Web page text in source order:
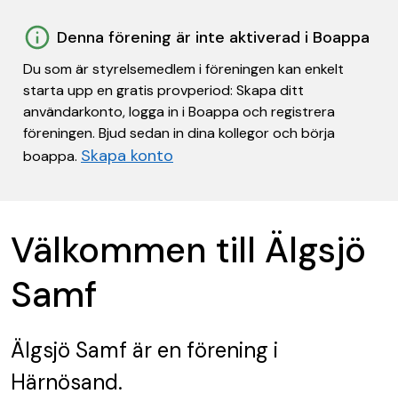
Denna förening är inte aktiverad i Boappa
Du som är styrelsemedlem i föreningen kan enkelt
starta upp en gratis provperiod: Skapa ditt
användarkonto, logga in i Boappa och registrera
föreningen. Bjud sedan in dina kollegor och börja
boappa. Skapa konto
Välkommen till Älgsjö
Samf
Älgsjö Samf är en förening i
Härnösand.